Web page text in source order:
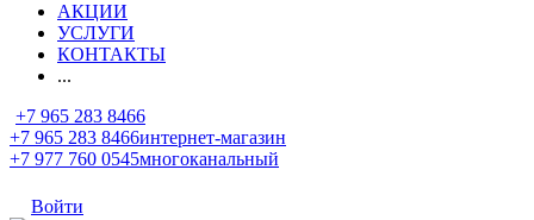
АКЦИИ
УСЛУГИ
КОНТАКТЫ
...
+7 965 283 8466
+7 965 283 8466интернет-магазин
+7 977 760 0545многоканальный
Войти